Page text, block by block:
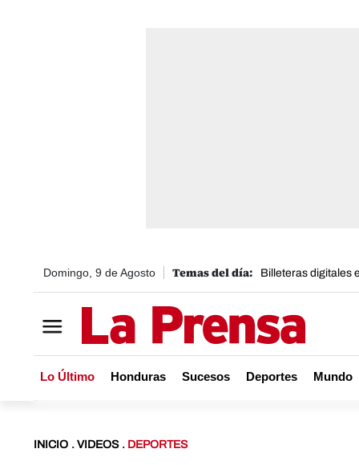
Domingo, 9 de Agosto Billeteras digitales
Lo Último Honduras Sucesos Deportes Mundo
INICIO . VIDEOS . DEPORTES